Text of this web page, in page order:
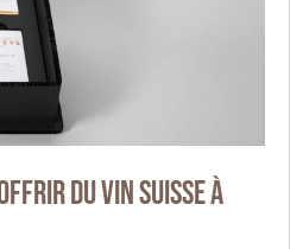
du vin suisse à